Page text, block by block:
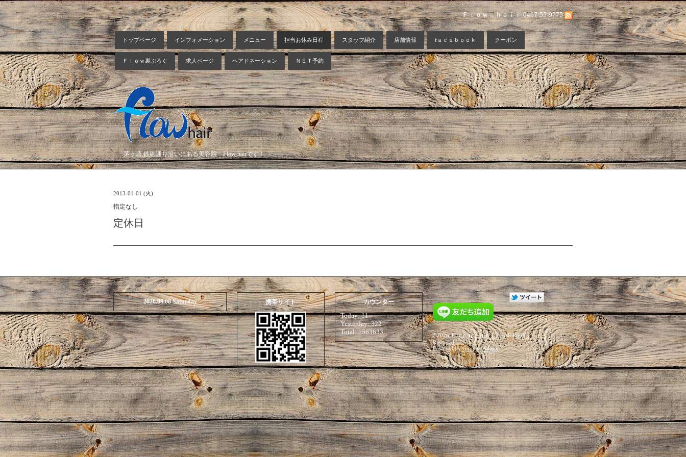
Ｆｌｏｗ ｈａｉｒ 0467-55-9775
トップページ インフォメーション メニュー 担当お休み日程 スタッフ紹介 店舗情報 fａｃｅｂｏｏｋ クーポン
Ｆｌｏｗ裏ぶろぐ 求人ページ ヘアドネーション ＮＥＴ予約
茅ヶ崎 鉄砲通り沿いにある美容院 Flow hairです！
2013-01-01 (火)
指定なし
定休日
2026.08.08 Saturday 携帯サイト カウンター
Today:11
Yesterday:322
Total:1563633 ©2026Ｆｌｏｗ ｈａｉｒ. All Rights
Reserved.
Powered byGoope/Admin